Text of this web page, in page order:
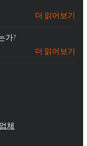
더 읽어보기
가?
더 읽어보기
체